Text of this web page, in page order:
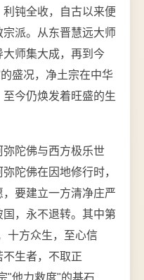
钝全收，自古以来便
派。从东晋慧远大师
师集大成，再到今
盛况，净土宗在中华
今仍焕发着旺盛的生
陀佛与西方极乐世
陀佛在因地修行时，
要建立一方清净庄严
，永不退转。其中第
十方众生，至心信
生者，不取正
"他力救度"的基石